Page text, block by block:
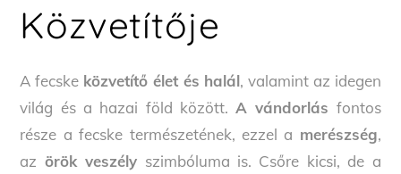
Közvetítője
A fecske közvetítő élet és halál, valamint az idegen
világ és a hazai föld között.A vándorlás fontos
része a fecske természetének, ezzel a merészség,
az örök veszély szimbóluma is. Csőre kicsi, de a